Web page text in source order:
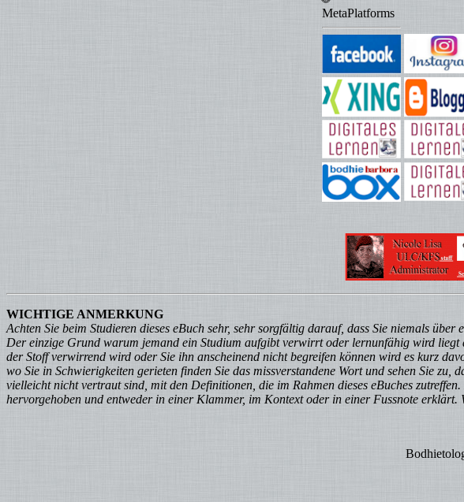
MetaPlatforms
WICHTIGE ANMERKUNG
Achten Sie beim Studieren dieses eBuch sehr, sehr sorgfältig darauf, dass Sie niemals
Der einzige Grund warum jemand ein Studium aufgibt verwirrt oder lernunfähig wird liegt
der Stoff verwirrend wird oder Sie ihn anscheinend nicht begreifen können wird es kurz
wo Sie in Schwierigkeiten gerieten finden Sie das missverstandene Wort und sehen Sie
vielleicht nicht vertraut sind, mit den Definitionen, die im Rahmen dieses eBuches
hervorgehoben und entweder in einer Klammer, im Kontext oder in einer Fussnote erklärt.